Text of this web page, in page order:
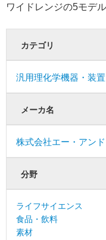
ワイドレンジの5モデ
カテゴリ
汎用理化学機器・装置
メーカ名
株式会社エー・アン
分野
ライフサイエンス
食品・飲料
素材